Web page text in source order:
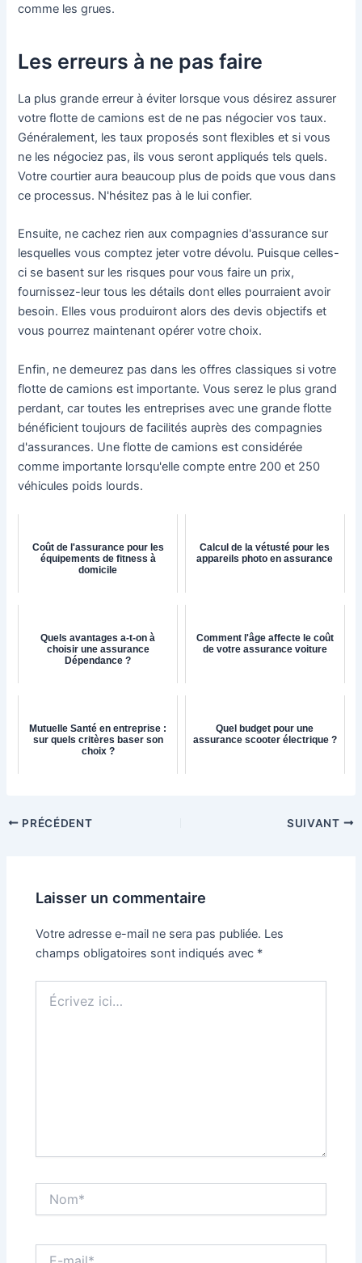
comme les grues.
Les erreurs à ne pas faire
La plus grande erreur à éviter lorsque vous désirez assurer
votre flotte de camions est de ne pas négocier vos taux.
Généralement, les taux proposés sont flexibles et si vous
ne les négociez pas, ils vous seront appliqués tels quels.
Votre courtier aura beaucoup plus de poids que vous dans
ce processus. N'hésitez pas à le lui confier.
Ensuite, ne cachez rien aux compagnies d'assurance sur
lesquelles vous comptez jeter votre dévolu. Puisque celles-
ci se basent sur les risques pour vous faire un prix,
fournissez-leur tous les détails dont elles pourraient avoir
besoin. Elles vous produiront alors des devis objectifs et
vous pourrez maintenant opérer votre choix.
Enfin, ne demeurez pas dans les offres classiques si votre
flotte de camions est importante. Vous serez le plus grand
perdant, car toutes les entreprises avec une grande flotte
bénéficient toujours de facilités auprès des compagnies
d'assurances. Une flotte de camions est considérée
comme importante lorsqu'elle compte entre 200 et 250
véhicules poids lourds.
Coût de l'assurance pour les
équipements de fitness à
domicile
Calcul de la vétusté pour les
appareils photo en assurance
Quels avantages a-t-on à
choisir une assurance
Dépendance ?
Comment l'âge affecte le coût
de votre assurance voiture
Mutuelle Santé en entreprise :
sur quels critères baser son
choix ?
Quel budget pour une
assurance scooter électrique ?
PRÉCÉDENT SUIVANT
Laisser un commentaire
Votre adresse e-mail ne sera pas publiée. Les
champs obligatoires sont indiqués avec *
ici…